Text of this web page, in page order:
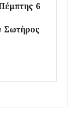
6
Σωτήρος